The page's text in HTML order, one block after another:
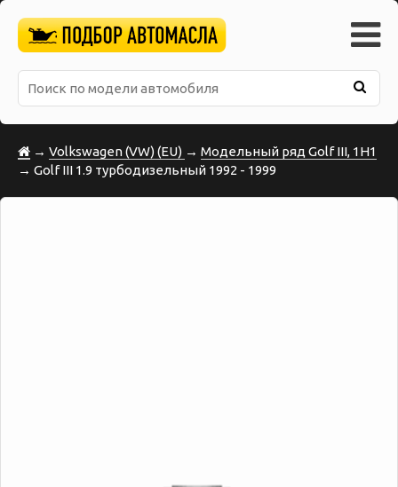
→ Volkswagen (VW) (EU) → Модельный ряд Golf III, 1H1
→ Golf III 1.9 турбодизельный 1992 - 1999